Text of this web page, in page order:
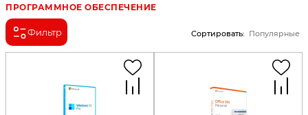
ПРОГРАММНОЕ ОБЕСПЕЧЕНИЕ
Фильтр Сортировать: Популярные